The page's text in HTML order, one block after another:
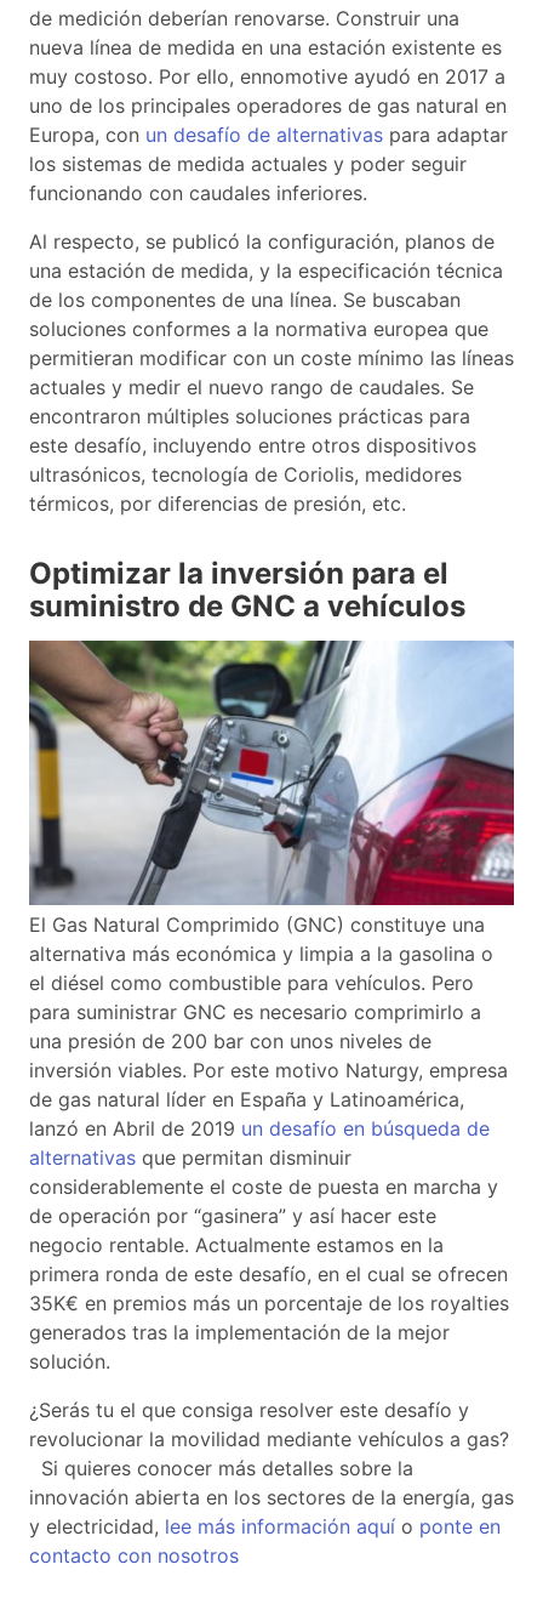
de medición deberían renovarse. Construir una
nueva línea de medida en una estación existente es
muy costoso. Por ello, ennomotive ayudó en 2017 a
uno de los principales operadores de gas natural en
Europa, con un desafío de alternativas para adaptar
los sistemas de medida actuales y poder seguir
funcionando con caudales inferiores.
Al respecto, se publicó la configuración, planos de
una estación de medida, y la especificación técnica
de los componentes de una línea. Se buscaban
soluciones conformes a la normativa europea que
permitieran modificar con un coste mínimo las líneas
actuales y medir el nuevo rango de caudales. Se
encontraron múltiples soluciones prácticas para
este desafío, incluyendo entre otros dispositivos
ultrasónicos, tecnología de Coriolis, medidores
térmicos, por diferencias de presión, etc.
Optimizar la inversión para el
suministro de GNC a vehículos
El Gas Natural Comprimido (GNC) constituye una
alternativa más económica y limpia a la gasolina o
el diésel como combustible para vehículos. Pero
para suministrar GNC es necesario comprimirlo a
una presión de 200 bar con unos niveles de
inversión viables. Por este motivo Naturgy, empresa
de gas natural líder en España y Latinoamérica,
lanzó en Abril de 2019 un desafío en búsqueda de
alternativas que permitan disminuir
considerablemente el coste de puesta en marcha y
de operación por “gasinera” y así hacer este
negocio rentable. Actualmente estamos en la
primera ronda de este desafío, en el cual se ofrecen
35K€ en premios más un porcentaje de los royalties
generados tras la implementación de la mejor
solución.
¿Serás tu el que consiga resolver este desafío y
revolucionar la movilidad mediante vehículos a gas?
Si quieres conocer más detalles sobre la
innovación abierta en los sectores de la energía, gas
y electricidad, lee más información aquí o ponte en
contacto con nosotros